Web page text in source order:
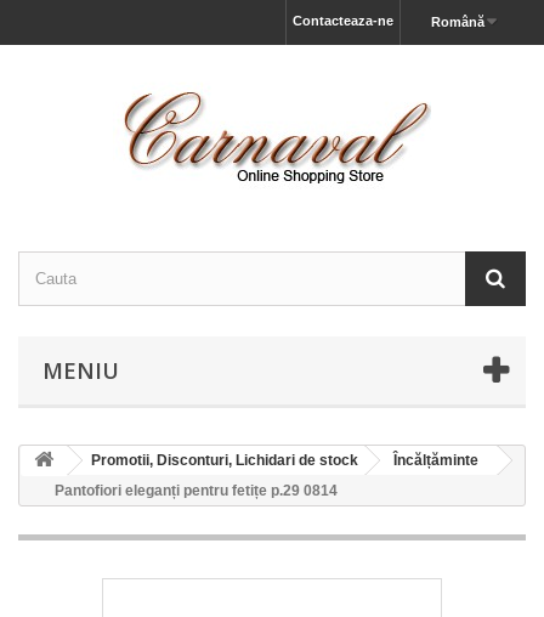
Română
Contacteaza-ne
MENIU
Promotii, Disconturi, Lichidari de stock
Încălțăminte
Pantofiori eleganți pentru fetițe р.29 0814